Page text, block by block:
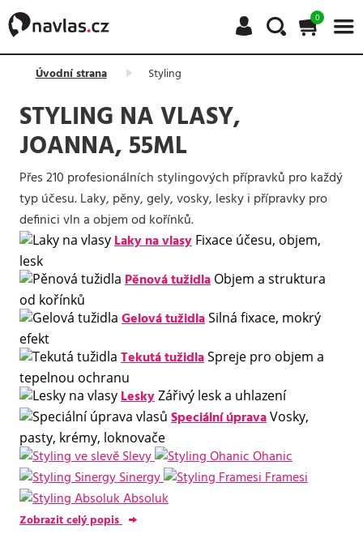
0
Úvodní strana Styling
STYLING NA VLASY,
JOANNA, 55ML
Přes 210 profesionálních stylingových přípravků pro každý
typ účesu. Laky, pěny, gely, vosky, lesky i přípravky pro
definici vln a objem od kořínků.
Laky na vlasy Fixace účesu, objem,
lesk
Pěnová tužidla Objem a struktura
od kořínků
Gelová tužidlaSilná fixace, mokrý
efekt
Tekutá tužidlaSpreje pro objem a
tepelnou ochranu
LeskyZářivý lesk a uhlazení
Speciální úpravaVosky,
pasty, krémy, loknovače
Slevy
Ohanic
Sinergy
Framesi
Absoluk
Zobrazit celý popis